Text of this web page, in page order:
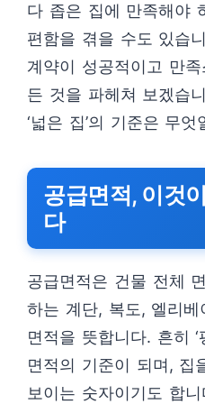
다 좁은 집에 만족해야
편함을 겪을 수도 있습
계약이 성공적이고 만
든 것을 파헤쳐 보겠습
‘넓은 집’의 기준은 무엇
공급면적, 이것
다
공급면적은 건물 전체
하는 계단, 복도, 엘리
면적을 뜻합니다. 흔히 ‘
면적의 기준이 되며, 집
보이는 숫자이기도 합